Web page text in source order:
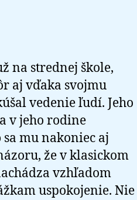
na strednej škole,
aj vďaka svojmu
vedenie ľudí. Jeho
v jeho rodine
mu nakoniec aj
že v klasickom
vzhľadom
uspokojenie. Nie